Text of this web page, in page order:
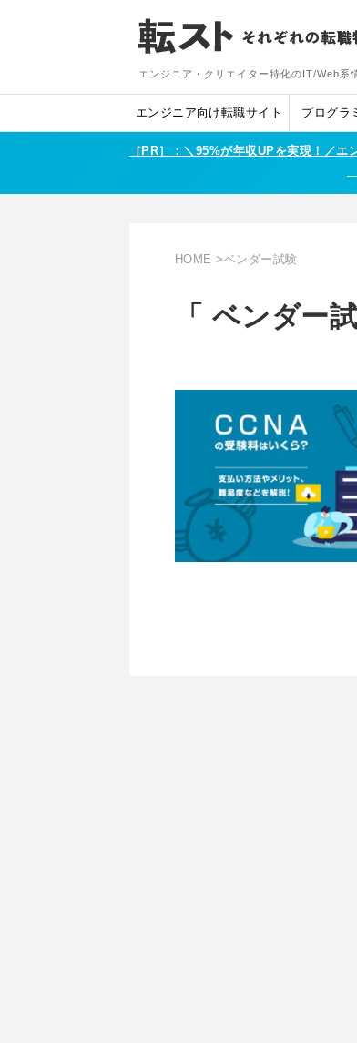
エンジニア・クリエイター特化のIT/Web系
エンジニア向け転職サイト プログラ
［PR］：＼95%が年収UPを実現！／
HOME >ベンダー試験
「 ベンダー